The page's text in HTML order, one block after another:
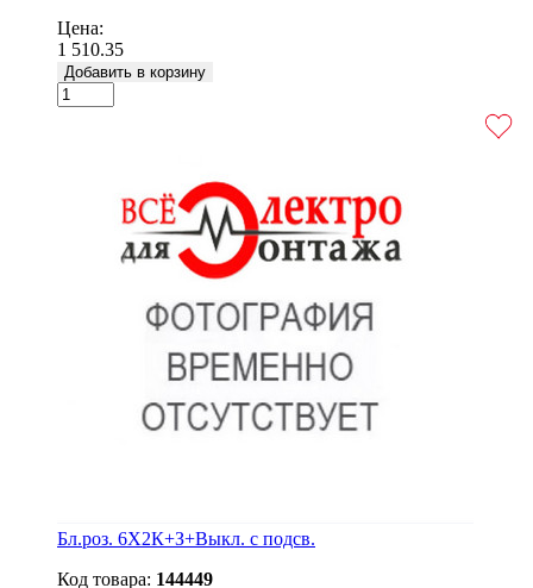
Цена:
1 510.35
Добавить в корзину
Бл.роз. 6X2К+З+Выкл. с подсв.
Код товара: 144449